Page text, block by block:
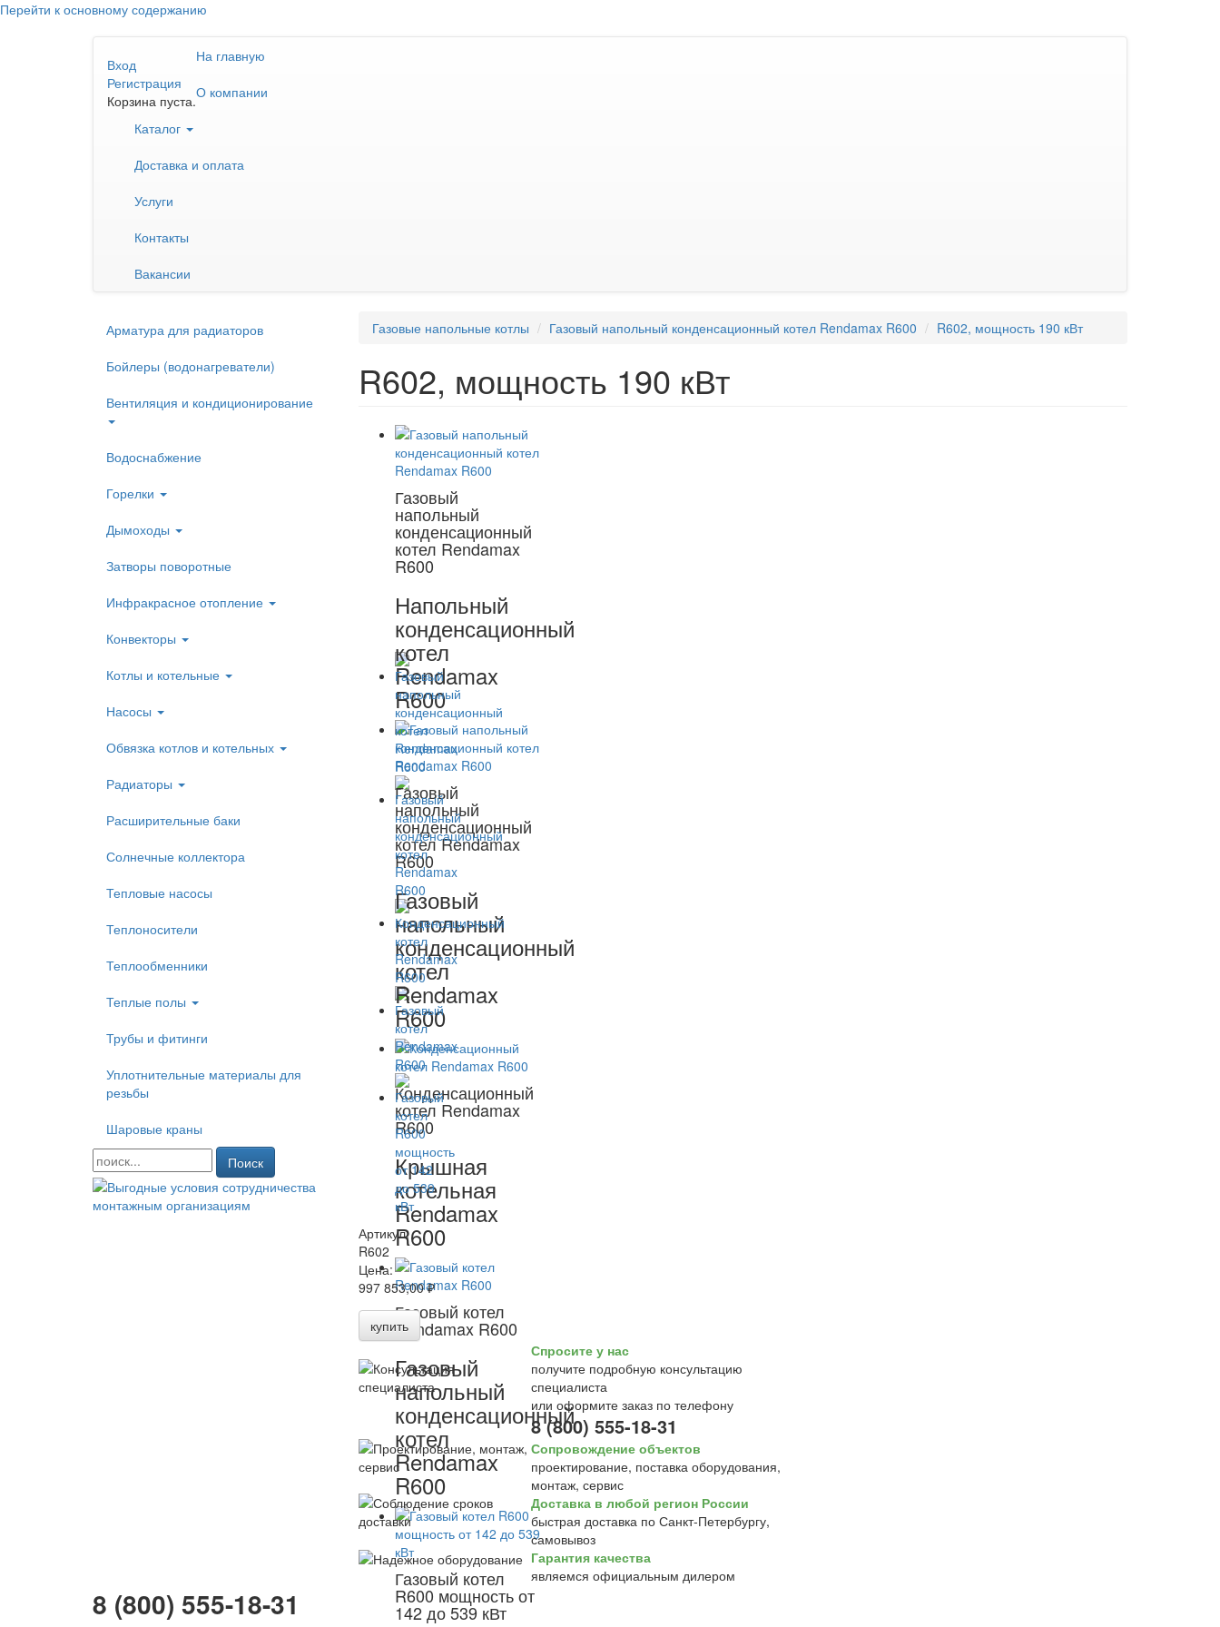
Перейти к основному содержанию
Вход
Регистрация
Корзина пуста.
На главную
О компании
Каталог
Доставка и оплата
Услуги
Контакты
Вакансии
Арматура для радиаторов
Бойлеры (водонагреватели)
Вентиляция и кондиционирование
Водоснабжение
Горелки
Дымоходы
Затворы поворотные
Инфракрасное отопление
Конвекторы
Котлы и котельные
Насосы
Обвязка котлов и котельных
Радиаторы
Расширительные баки
Солнечные коллектора
Тепловые насосы
Теплоносители
Теплообменники
Теплые полы
Трубы и фитинги
Уплотнительные материалы для
резьбы
Шаровые краны
Поиск
Газовые напольные котлы Газовый напольный конденсационный котел Rendamax R600 R602, мощность 190 кВт
R602, мощность 190 кВт
Газовый
напольный
конденсационный
котел Rendamax
R600
Напольный
конденсационный
котел
Rendamax
R600
Газовый
напольный
конденсационный
котел Rendamax
R600
Газовый
напольный
конденсационный
котел
Rendamax
R600
Конденсационный
котел Rendamax
R600
Крышная
котельная
Rendamax
R600
Газовый котел
Rendamax R600
Газовый
напольный
конденсационный
котел
Rendamax
R600
Газовый котел
R600 мощность от
142 до 539 кВт
Артикул:
R602
Цена:
997 853,00 ₽
купить
Спросите у нас
получите подробную консультацию
специалиста
или оформите заказ по телефону
8 (800) 555-18-31
Сопровождение объектов
проектирование, поставка оборудования,
монтаж, сервис
Доставка в любой регион России
быстрая доставка по Санкт-Петербургу,
самовывоз
Гарантия качества
являемся официальным дилером
8 (800) 555-18-31